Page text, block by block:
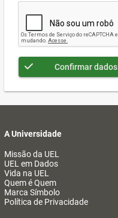
Confirmar dados
A Universidade
Missão da UEL
UEL em Dados
Vida na UEL
Quem é Quem
Marca Símbolo
Política de Privacidade